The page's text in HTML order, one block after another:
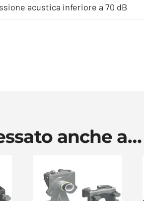
acustica inferiore a 70 dB
anche a…